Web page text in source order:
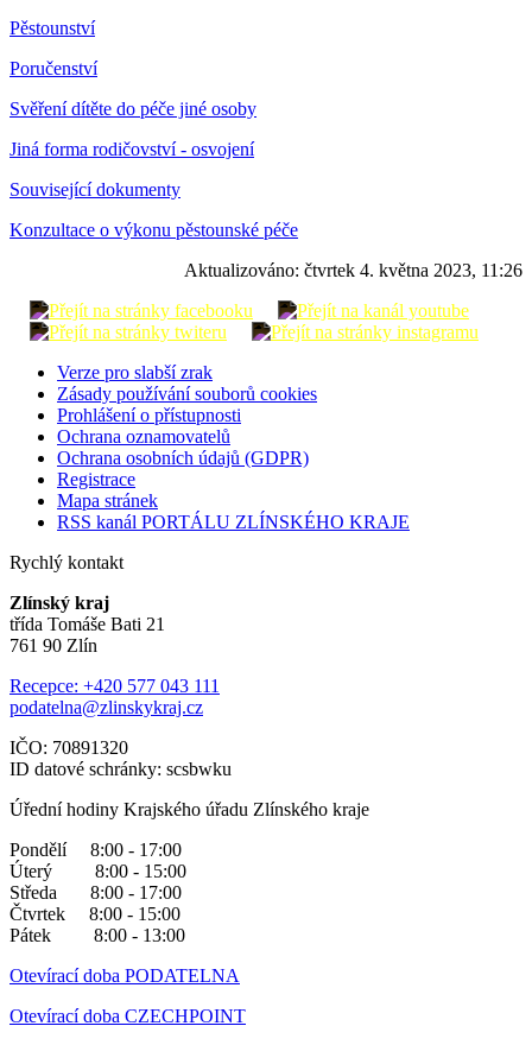
Pěstounství
Poručenství
Svěření dítěte do péče jiné osoby
Jiná forma rodičovství - osvojení
Související dokumenty
Konzultace o výkonu pěstounské péče
Aktualizováno: čtvrtek 4. května 2023, 11:26
Verze pro slabší zrak
Zásady používání souborů cookies
Prohlášení o přístupnosti
Ochrana oznamovatelů
Ochrana osobních údajů (GDPR)
Registrace
Mapa stránek
RSS kanál PORTÁLU ZLÍNSKÉHO KRAJE
Rychlý kontakt
Zlínský kraj
třída Tomáše Bati 21
761 90 Zlín
Recepce: +420 577 043 111
podatelna@zlinskykraj.cz
IČO: 70891320
ID datové schránky: scsbwku
Úřední hodiny Krajského úřadu Zlínského kraje
Pondělí 8:00 - 17:00
Úterý 8:00 - 15:00
Středa 8:00 - 17:00
Čtvrtek 8:00 - 15:00
Pátek 8:00 - 13:00
Otevírací doba PODATELNA
Otevírací doba CZECHPOINT